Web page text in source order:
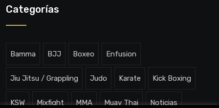
Categorías
Bamma BJJ Boxeo Enfusion
Jiu Jitsu / Grappling Judo Karate Kick Boxing
KSW Mixfight MMA Muay Thai Noticias